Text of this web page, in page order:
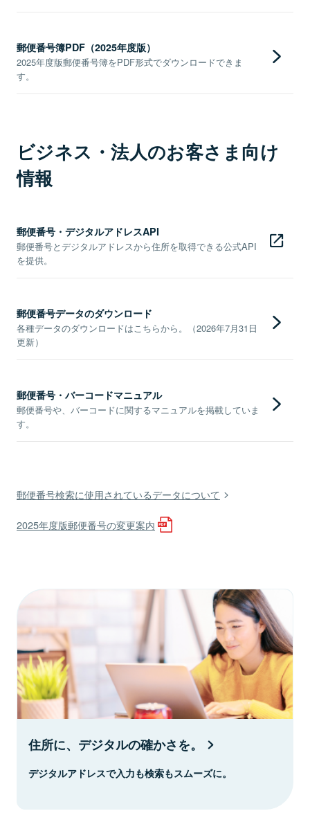
郵便番号簿PDF（2025年度版）
2025年度版郵便番号簿をPDF形式でダウンロードできま
す。
ビジネス・法人のお客さま向け
情報
郵便番号・デジタルアドレスAPI
郵便番号とデジタルアドレスから住所を取得できる公式API
を提供。
郵便番号データのダウンロード
各種データのダウンロードはこちらから。（2026年7月31日
更新）
郵便番号・バーコードマニュアル
郵便番号や、バーコードに関するマニュアルを掲載していま
す。
郵便番号検索に使用されているデータについて
2025年度版郵便番号の変更案内
住所に、デジタルの確かさを。
デジタルアドレスで入力も検索もスムーズに。